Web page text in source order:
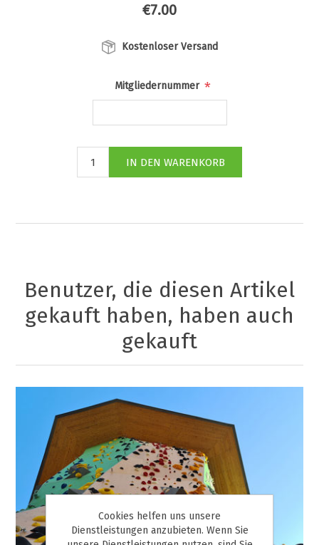
€7.00
Kostenloser Versand
Mitgliedernummer *
Benutzer, die diesen Artikel
gekauft haben, haben auch
gekauft
Cookies helfen uns unsere
Dienstleistungen anzubieten. Wenn Sie